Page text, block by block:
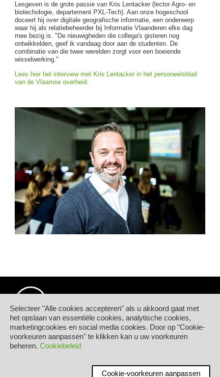
Selecteer "Alle cookies accepteren" als u akkoord gaat met
het opslaan van essentiële cookies, analytische cookies,
marketingcookies en social media cookies. Door op "Cookie-
voorkeuren aanpassen" te klikken kan u uw voorkeuren
beheren. Cookiebeleid
Cookie-voorkeuren aanpassen
Lesgeven is de grote passie van Kris Lentacker (lector Agro- en
biotechologie, departement PXL-Tech). Aan onze hogeschool
doceert hij over digitale geografische informatie, een onderwerp
waar hij als relatiebeheerder bij Informatie Vlaanderen elke dag
mee bezig is. "De nieuwigheden die collega's gisteren nog
ontwikkelden, geef ik vandaag door aan de studenten. De
combinatie van die twee werelden zorgt voor een boeiende
wisselwerking."
Lees hier het interview met Kris Lentacker in het personeelsblad
van de Vlaamse overheid.
© Hogeschool PXL
Elfde-Liniestraat 24
B-3500 HASSELT